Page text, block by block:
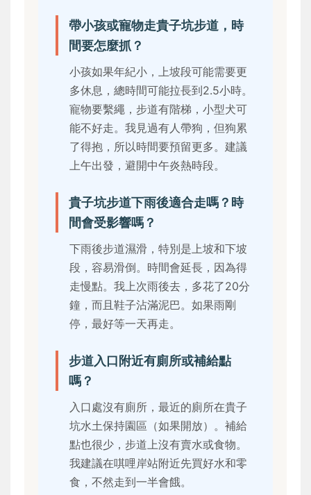
帶小孩或寵物走貴子坑步道，時
間要怎麼抓？
小孩如果年紀小，上坡段可能需要更
多休息，總時間可能拉長到2.5小時。
寵物要繫繩，步道有階梯，小型犬可
能不好走。我見過有人帶狗，但狗累
了得抱，所以時間要預留更多。建議
上午出發，避開中午炎熱時段。
貴子坑步道下雨後適合走嗎？時
間會受影響嗎？
下雨後步道濕滑，特別是上坡和下坡
段，容易滑倒。時間會延長，因為得
走慢點。我上次雨後去，多花了20分
鐘，而且鞋子沾滿泥巴。如果雨剛
停，最好等一天再走。
步道入口附近有廁所或補給點
嗎？
入口處沒有廁所，最近的廁所在貴子
坑水土保持園區（如果開放）。補給
點也很少，步道上沒有賣水或食物。
我建議在唭哩岸站附近先買好水和零
食，不然走到一半會餓。